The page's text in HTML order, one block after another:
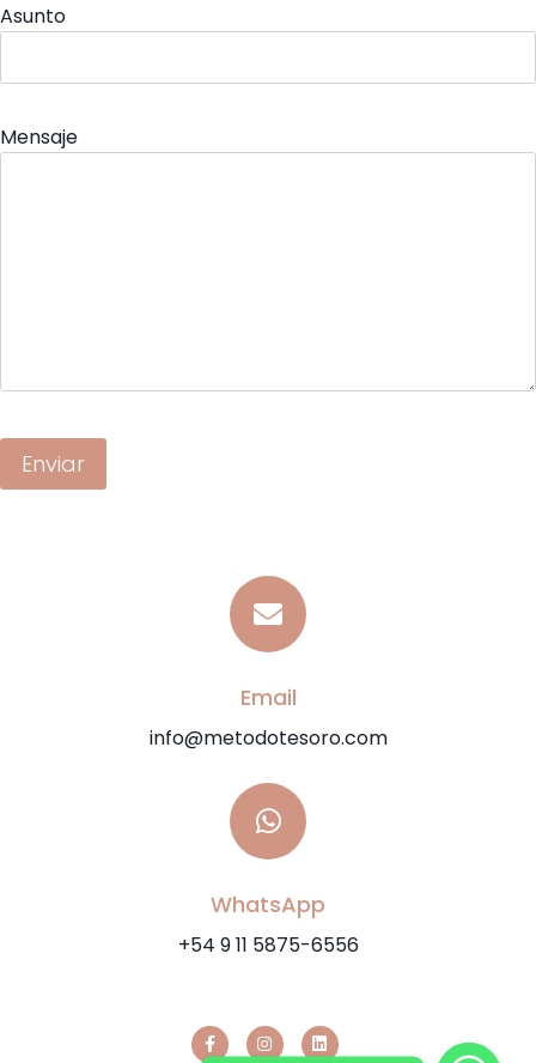
Asunto
Mensaje
Email
info@metodotesoro.com
WhatsApp
+54 9 11 5875-6556